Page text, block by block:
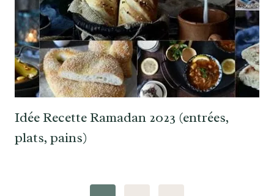
Idée Recette Ramadan 2023 (entrées,
plats, pains)